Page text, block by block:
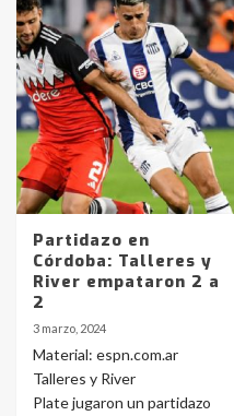
Partidazo en
Córdoba: Talleres y
River empataron 2 a
2
3 marzo, 2024
Material: espn.com.ar
Talleres y River
Plate jugaron un partidazo